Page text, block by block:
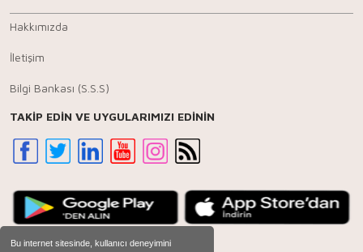
Bu internet sitesinde, kullanıcı deneyimini
Hakkımızda
İletişim
Bilgi Bankası (S.S.S)
TAKİP EDİN VE UYGULARIMIZI EDİNİN